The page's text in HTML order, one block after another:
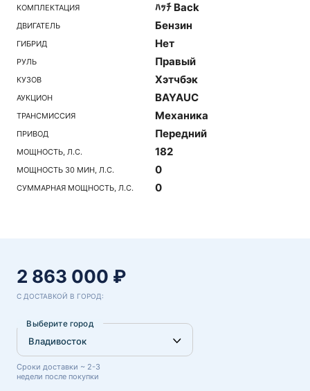
КОМПЛЕКТАЦИЯ ﾊｯﾁ Back
ДВИГАТЕЛЬ Бензин
ГИБРИД Нет
РУЛЬ Правый
КУЗОВ Хэтчбэк
АУКЦИОН BAYAUC
ТРАНСМИССИЯ Механика
ПРИВОД Передний
МОЩНОСТЬ, Л.С. 182
МОЩНОСТЬ 30 МИН, Л.С. 0
СУММАРНАЯ МОЩНОСТЬ, Л.С. 0
2 863 000 ₽
С ДОСТАВКОЙ В ГОРОД:
Выберите город
Сроки доставки ~ 2-3
недели после покупки